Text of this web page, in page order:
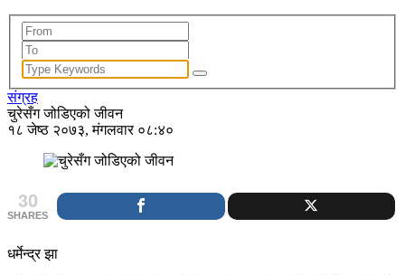
संग्रह
चुरेसँग जोडिएको जीवन
१८ जेष्ठ २०७३, मंगलवार ०८:४०
30
SHARES
धर्मेन्द्र झा